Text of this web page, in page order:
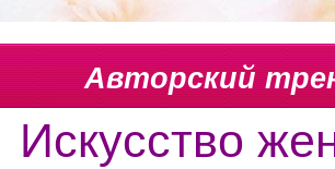
Авторский
Искусство